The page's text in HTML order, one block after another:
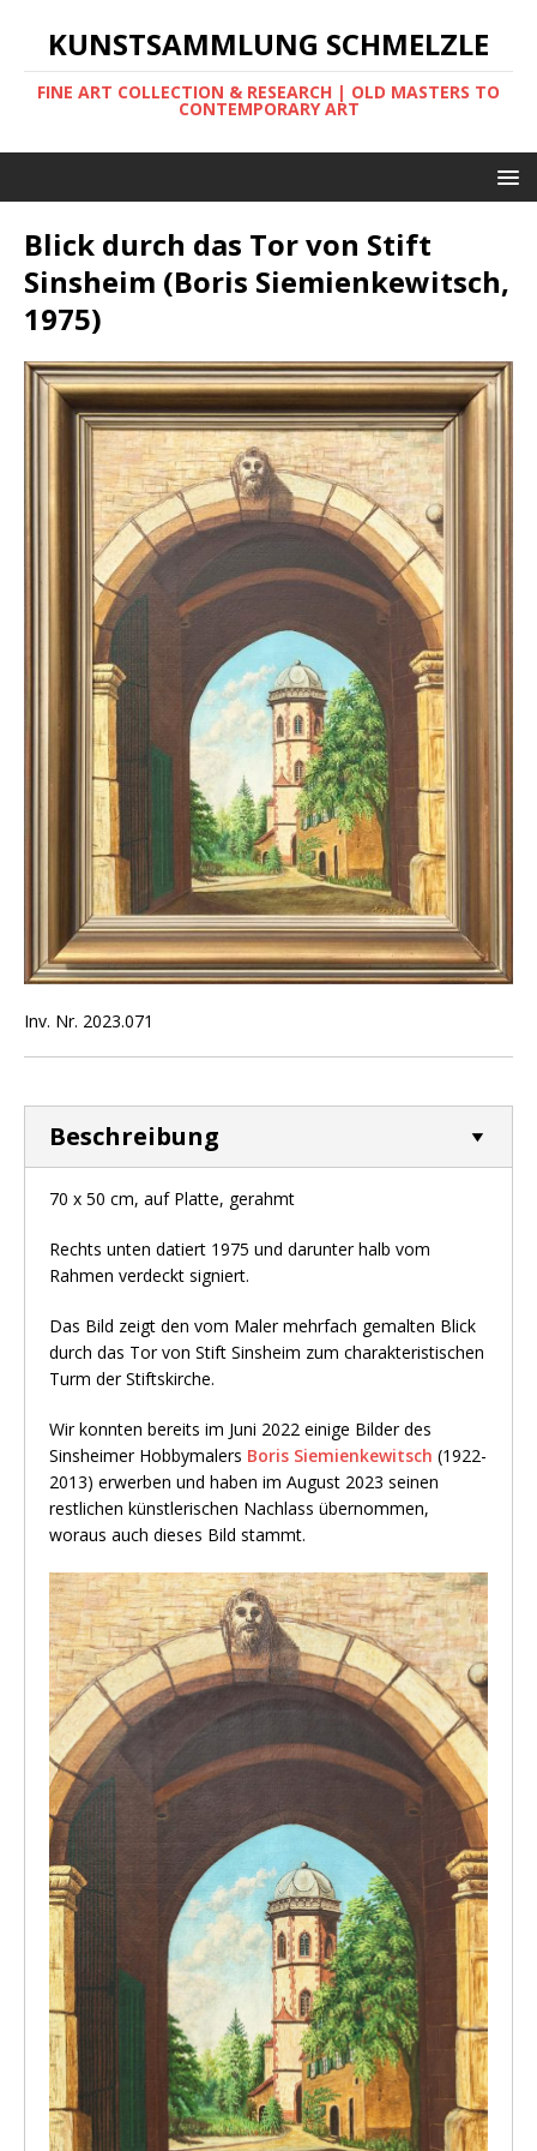
KUNSTSAMMLUNG SCHMELZLE
FINE ART COLLECTION & RESEARCH | OLD MASTERS TO
CONTEMPORARY ART
Blick durch das Tor von Stift
Sinsheim (Boris Siemienkewitsch,
1975)
Inv. Nr. 2023.071
Beschreibung
70 x 50 cm, auf Platte, gerahmt
Rechts unten datiert 1975 und darunter halb vom
Rahmen verdeckt signiert.
Das Bild zeigt den vom Maler mehrfach gemalten Blick
durch das Tor von Stift Sinsheim zum charakteristischen
Turm der Stiftskirche.
Wir konnten bereits im Juni 2022 einige Bilder des
Sinsheimer Hobbymalers Boris Siemienkewitsch (1922-
2013) erwerben und haben im August 2023 seinen
restlichen künstlerischen Nachlass übernommen,
woraus auch dieses Bild stammt.